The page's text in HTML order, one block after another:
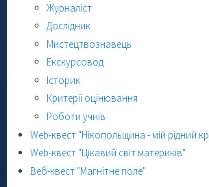
Журналіст
Дослідник
Мистецтвознавець
Екскурсовод
Історик
Критерії оцінювання
Роботи учнів
Web-квест "Нікопольщина - мій рідний
Web-квест "Цікавий світ материків"
Веб-квест "Магнітне поле"